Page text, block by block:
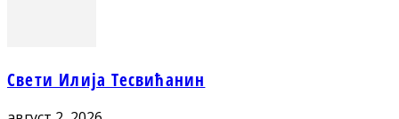
Свети Илија Тесвићанин